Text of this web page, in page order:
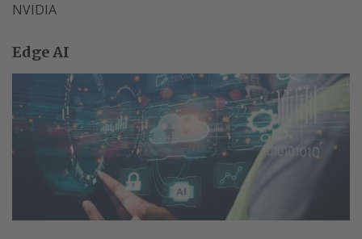
NVIDIA
Edge AI